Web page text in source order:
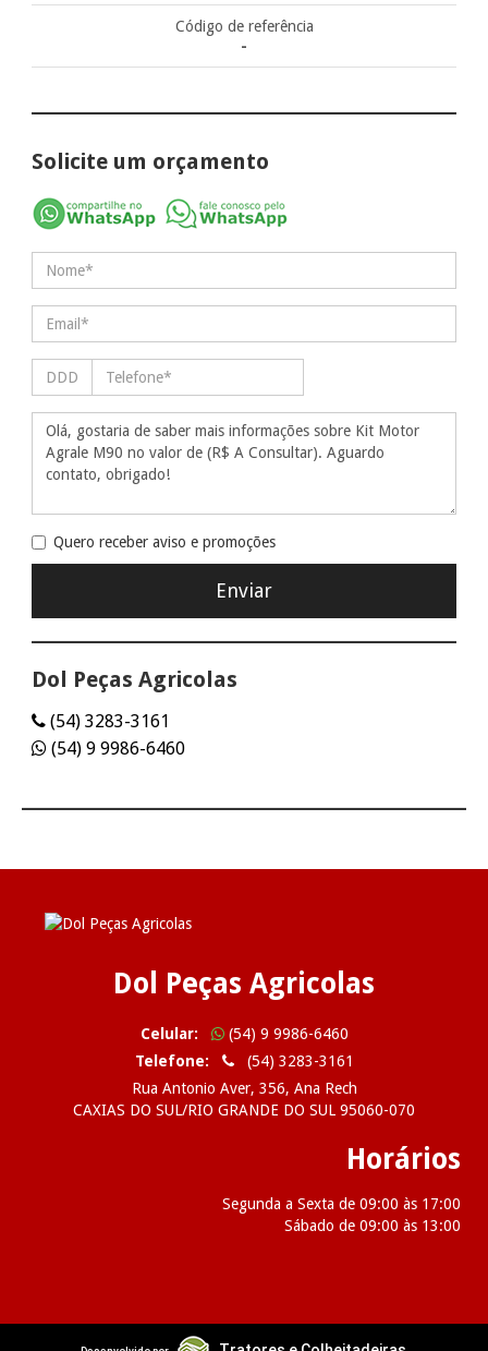
Código de referência
-
Solicite um orçamento
Quero receber aviso e promoções
Dol Peças Agricolas
(54) 3283-3161
(54) 9 9986-6460
Dol Peças Agricolas
Celular:
(54) 9 9986-6460
Telefone:
(54) 3283-3161
Rua Antonio Aver, 356, Ana Rech
CAXIAS DO SUL/RIO GRANDE DO SUL 95060-070
Horários
Segunda a Sexta de 09:00 às 17:00
Sábado de 09:00 às 13:00
2026 Dol Peças Agricolas